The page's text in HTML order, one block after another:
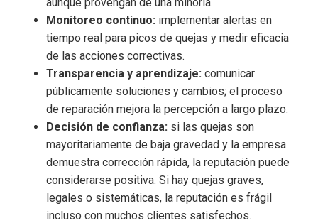
Monitoreo continuo: implementar alertas en
tiempo real para picos de quejas y medir eficacia
de las acciones correctivas.
Transparencia y aprendizaje: comunicar
públicamente soluciones y cambios; el proceso
de reparación mejora la percepción a largo plazo.
Decisión de confianza: si las quejas son
mayoritariamente de baja gravedad y la empresa
demuestra corrección rápida, la reputación puede
considerarse positiva. Si hay quejas graves,
legales o sistemáticas, la reputación es frágil
incluso con muchos clientes satisfechos.